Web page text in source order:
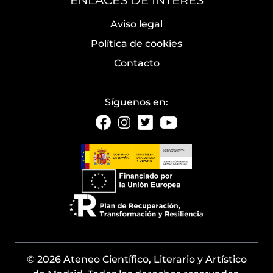
Aviso legal
Política de cookies
Contacto
Síguenos en:
© 2026 Ateneo Científico, Literario y Artístico